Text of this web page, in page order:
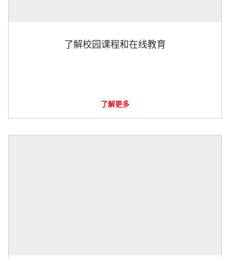
了解校园课程和在线教育
了解更多